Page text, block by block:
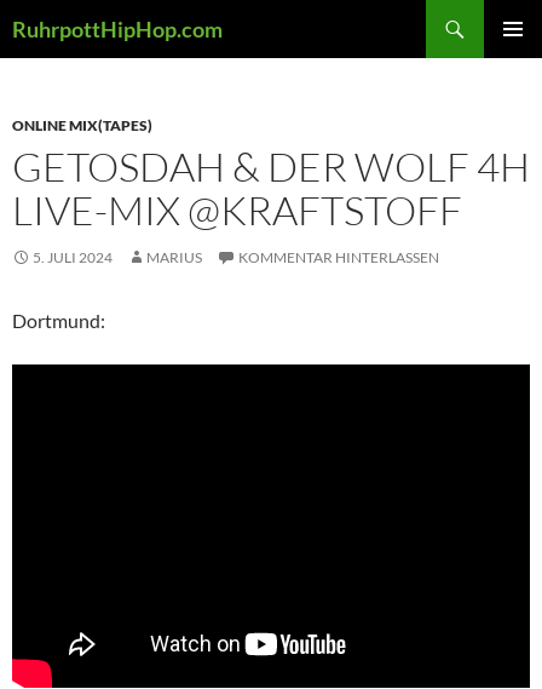
Inhalt
RuhrpottHipHop.com
ONLINE MIX(TAPES)
GETOSDAH & DER WOLF 4H
LIVE-MIX @KRAFTSTOFF
5. JULI 2024 MARIUS KOMMENTAR HINTERLASSEN
Dortmund: